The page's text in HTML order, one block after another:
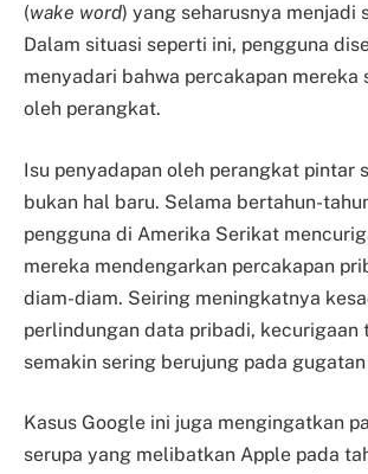
(wake word) yang seharusnya menjadi
Dalam situasi seperti ini, pengguna
menyadari bahwa percakapan mereka
oleh perangkat.
Isu penyadapan oleh perangkat pintar
bukan hal baru. Selama bertahun-
pengguna di Amerika Serikat
mereka mendengarkan percakapan
diam-diam. Seiring meningkatnya
perlindungan data pribadi, kecurigaan
semakin sering berujung pada
Kasus Google ini juga mengingatkan
serupa yang melibatkan Apple pada